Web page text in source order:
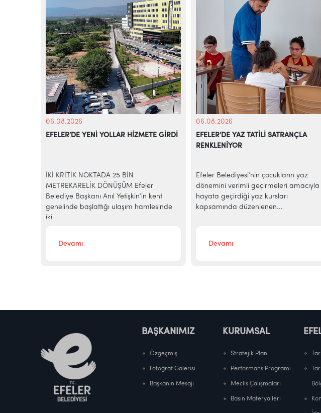
06.08.2026
EFELER’DE YENİ YOLLAR HİZMETE GİRDİ
İKİ KRİTİK NOKTADA 25 BİN
METREKARELİK DÖNÜŞÜM Efeler
Belediye Başkanı Anıl Yetişkin’in kent
genelinde başlattığı ulaşım hamlesinde
iki...
Devamı
06.08.2026
EFELER’DE YAZ TATİLİ SATRANÇLA
RENKLENİYOR
Efeler Belediyesi’nin çocukların yaz
dönemini verimli geçirmeleri amacıyla
hayata geçirdiği yaz kursları
kapsamında düzenlenen...
Devamı
BAŞKANIMIZ
Özgeçmiş
Fotoğraf Galerisi
Başkanın Mesajı
KURUMSAL
Stratejik Plan
Performans Programı
Meclis Çalışmaları
Basın Materyalleri